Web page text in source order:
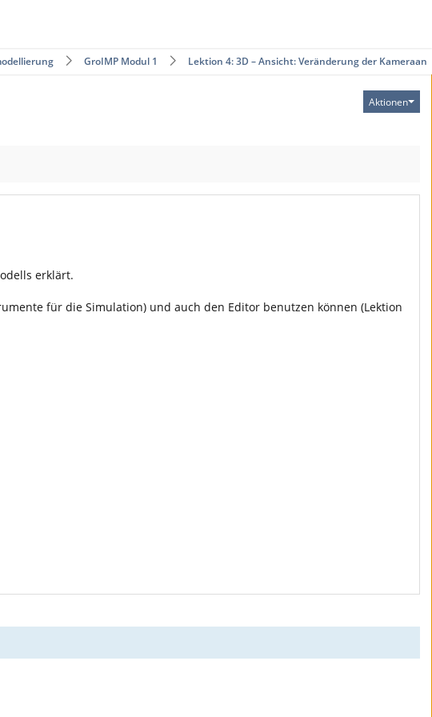
GroIMP Modul 1 Lektion 4: 3D – Ansicht: Veränderung der Kameraan…
Aktionen
erklärt.
für die Simulation) und auch den Editor benutzen können (Lektion